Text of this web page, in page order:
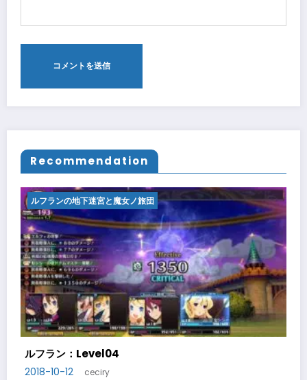
Recommendation
ルフランの地下迷宮と魔女ノ旅団
ルフラン：Level05
2018-10-14